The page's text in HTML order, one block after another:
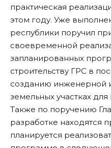
практическая
этом году. Уже
республики поручил
своевременной
запланированных
строительству ГРС в
созданию инженерной
земельных участках
Также по поручению
разработке находятся
планируется